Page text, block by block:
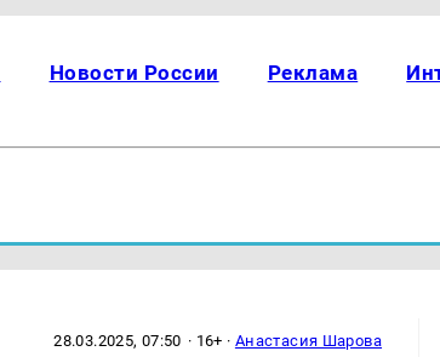
Новости России Реклама
28.03.2025, 07:50 · 16+ · Анастасия Шарова